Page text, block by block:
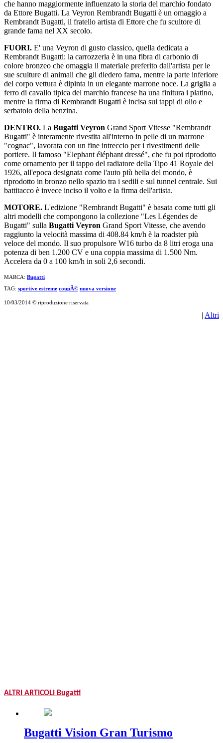
che hanno maggiormente influenzato la storia del marchio fondato
da Ettore Bugatti. La Veyron Rembrandt Bugatti è un omaggio a
Rembrandt Bugatti, il fratello artista di Ettore che fu scultore di
grande fama nel XX secolo.
FUORI. E' una Veyron di gusto classico, quella dedicata a
Rembrandt Bugatti: la carrozzeria è in una fibra di carbonio di
colore bronzeo che omaggia il materiale preferito dall'artista per le
sue sculture di animali che gli diedero fama, mentre la parte inferiore
del corpo vettura è dipinta in un elegante marrone noce. La griglia a
ferro di cavallo tipica del marchio francese ha una finitura i platino,
mentre la firma di Rembrandt Bugatti è incisa sui tappi di olio e
serbatoio della benzina.
DENTRO. La Bugatti Veyron Grand Sport Vitesse "Rembrandt
Bugatti" è interamente rivestita all'interno in pelle di un marrone
"cognac", lavorata con un fine intreccio per i rivestimenti delle
portiere. Il famoso "Elephant éléphant dressé", che fu poi riprodotto
come ornamento per il tappo del radiatore della Tipo 41 Royale del
1926, all'epoca designata come l'auto più bella del mondo, è
riprodotto in bronzo nello spazio tra i sedili e sul tunnel centrale. Sui
battitacco è invece inciso il volto e la firma dell'artista.
MOTORE. L'edizione "Rembrandt Bugatti" è basata come tutti gli
altri modelli che compongono la collezione "Les Légendes de
Bugatti" sulla Bugatti Veyron Grand Sport Vitesse, che avendo
raggiunto la velocità massima di 408.84 km/h è la roadster più
veloce del mondo. Il suo propulsore W16 turbo da 8 litri eroga una
potenza di ben 1.200 CV e una coppia massima di 1.500 Nm.
Accelera da 0 a 100 km/h in soli 2,6 secondi.
MARCA: Bugatti
TAG: sportive estreme coupÃ© nuova versione
10/03/2014 © riproduzione riservata
| Altri
ALTRI ARTICOLI Bugatti
Bugatti Vision Gran Turismo